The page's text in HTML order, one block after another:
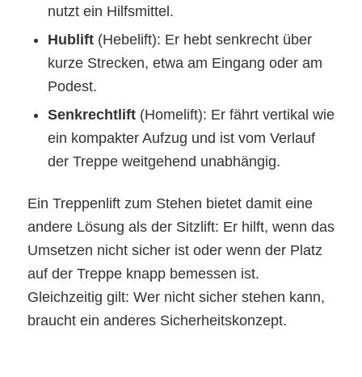
nutzt ein Hilfsmittel.
Hublift (Hebelift): Er hebt senkrecht über
kurze Strecken, etwa am Eingang oder am
Podest.
Senkrechtlift(Homelift): Er fährt vertikal wie
ein kompakter Aufzug und ist vom Verlauf
der Treppe weitgehend unabhängig.
Ein Treppenlift zum Stehen bietet damit eine
andere Lösung als der Sitzlift: Er hilft, wenn das
Umsetzen nicht sicher ist oder wenn der Platz
auf der Treppe knapp bemessen ist.
Gleichzeitig gilt: Wer nicht sicher stehen kann,
braucht ein anderes Sicherheitskonzept.